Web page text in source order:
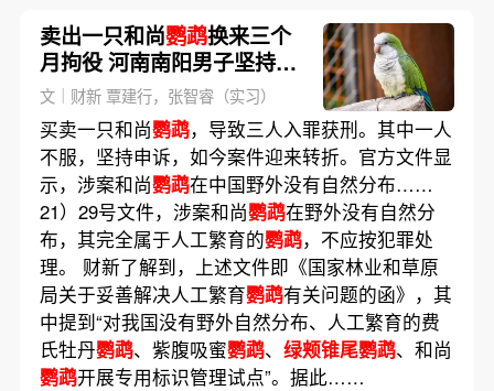
卖出一只和尚鹦鹉换来三个
月拘役 河南南阳男子坚持申
诉获再审
文｜财新 覃建行，张智睿（实习）
买卖一只和尚鹦鹉，导致三人入罪获刑。其中一人
不服，坚持申诉，如今案件迎来转折。官方文件显
示，涉案和尚鹦鹉在中国野外没有自然分布……
21）29号文件，涉案和尚鹦鹉在野外没有自然分
布，其完全属于人工繁育的鹦鹉，不应按犯罪处
理。 财新了解到，上述文件即《国家林业和草原
局关于妥善解决人工繁育鹦鹉有关问题的函》，其
中提到“对我国没有野外自然分布、人工繁育的费
氏牡丹鹦鹉、紫腹吸蜜鹦鹉、 绿颊锥尾鹦鹉、和尚
鹦鹉开展专用标识管理试点”。据此……